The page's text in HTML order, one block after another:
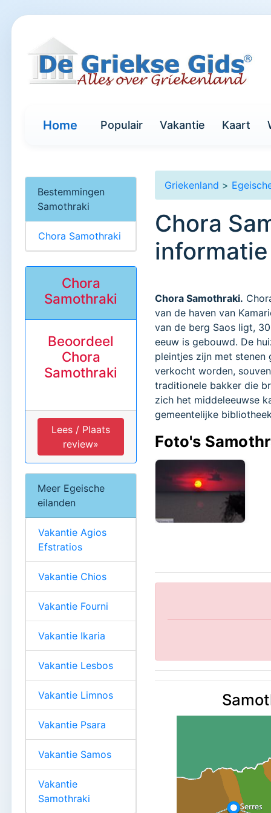
Home Populair Vakantie Kaart
Griekenland >
Chora
Chora Samothraki.
van de haven van
van de berg Saos ligt,
eeuw is gebouwd. De
pleintjes zijn met
verkocht worden,
traditionele bakker die
zich het middeleeuwse
gemeentelijke
Foto's
Bestemmingen
Samothraki
Chora Samothraki
Chora
Samothraki
Beoordeel
Chora
Samothraki
Lees / Plaats
review»
Meer Egeische
eilanden
Vakantie Agios
Efstratios
Vakantie Chios
Vakantie Fourni
Vakantie Ikaria
Vakantie Lesbos
Vakantie Limnos
Vakantie Psara
Vakantie Samos
Vakantie
Samothraki